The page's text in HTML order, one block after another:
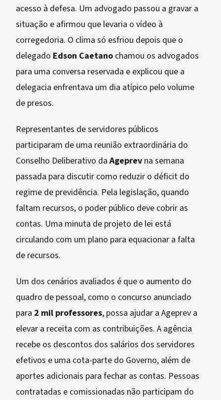
acesso à defesa. Um advogado passou a gravar a
situação e afirmou que levaria o vídeo à
corregedoria. O clima só esfriou depois que o
delegado Edson Caetano chamou os advogados
para uma conversa reservada e explicou que a
delegacia enfrentava um dia atípico pelo volume
de presos.
Representantes de servidores públicos
participaram de uma reunião extraordinária do
Conselho Deliberativo daAgeprev na semana
passada para discutir como reduzir o déficit do
regime de previdência. Pela legislação, quando
faltam recursos, o poder público deve cobrir as
contas. Uma minuta de projeto de lei está
circulando com um plano para equacionar a falta
de recursos.
Um dos cenários avaliados é que o aumento do
quadro de pessoal, como o concurso anunciado
para 2 mil professores, possa ajudar a Ageprev a
elevar a receita com as contribuições. A agência
recebe os descontos dos salários dos servidores
efetivos e uma cota-parte do Governo, além de
aportes adicionais para fechar as contas. Pessoas
contratadas e comissionadas não participam do